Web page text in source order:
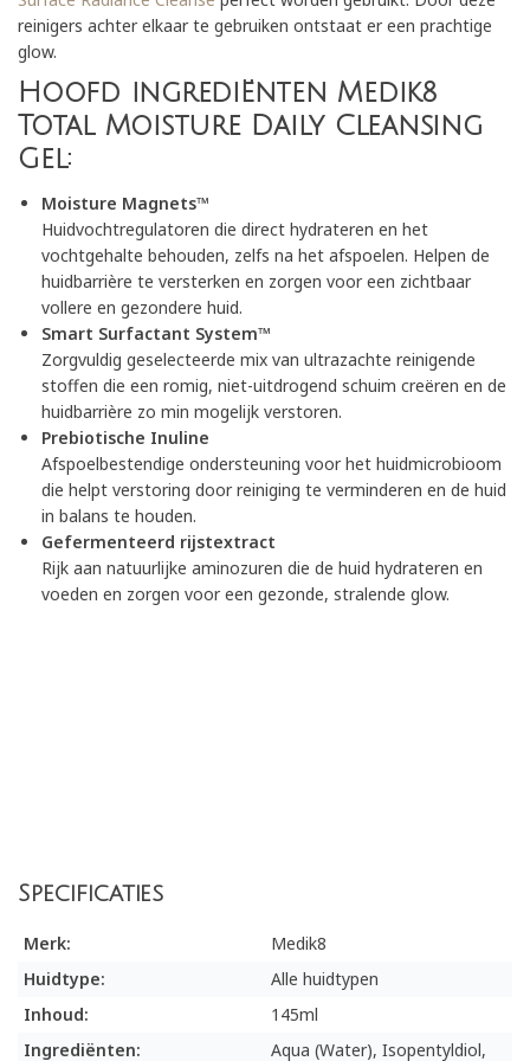
reinigers achter elkaar te gebruiken ontstaat er een prachtige
glow.
Hoofd ingrediënten Medik8
Total Moisture Daily Cleansing
Gel:
Moisture Magnets™
Huidvochtregulatoren die direct hydrateren en het
vochtgehalte behouden, zelfs na het afspoelen. Helpen de
huidbarrière te versterken en zorgen voor een zichtbaar
vollere en gezondere huid.
Smart Surfactant System™
Zorgvuldig geselecteerde mix van ultrazachte reinigende
stoffen die een romig, niet-uitdrogend schuim creëren en de
huidbarrière zo min mogelijk verstoren.
Prebiotische Inuline
Afspoelbestendige ondersteuning voor het huidmicrobioom
die helpt verstoring door reiniging te verminderen en de huid
in balans te houden.
Gefermenteerd rijstextract
Rijk aan natuurlijke aminozuren die de huid hydrateren en
voeden en zorgen voor een gezonde, stralende glow.
Specificaties
Merk:
Medik8
Huidtype:
Alle huidtypen
Inhoud:
145ml
Ingrediënten:
Aqua (Water), Isopentyldiol,